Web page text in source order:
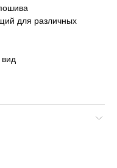
для различных